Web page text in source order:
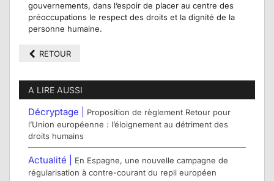
gouvernements, dans l’espoir de placer au centre des
préoccupations le respect des droits et la dignité de la
personne humaine.
RETOUR
A LIRE AUSSI
Décryptage |
Proposition de règlement Retour pour
l’Union européenne : l’éloignement au détriment des
droits humains
Actualité |
En Espagne, une nouvelle campagne de
régularisation à contre-courant du repli européen